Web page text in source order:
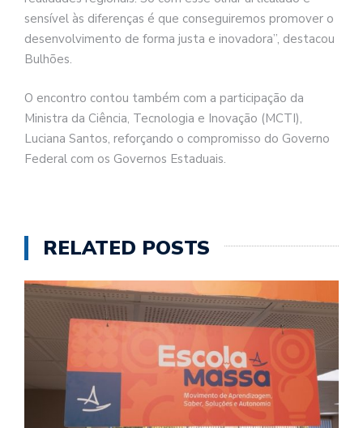
sensível às diferenças é que conseguiremos promover o
desenvolvimento de forma justa e inovadora”, destacou
Bulhões.
O encontro contou também com a participação da
Ministra da Ciência, Tecnologia e Inovação (MCTI),
Luciana Santos, reforçando o compromisso do Governo
Federal com os Governos Estaduais.
RELATED POSTS